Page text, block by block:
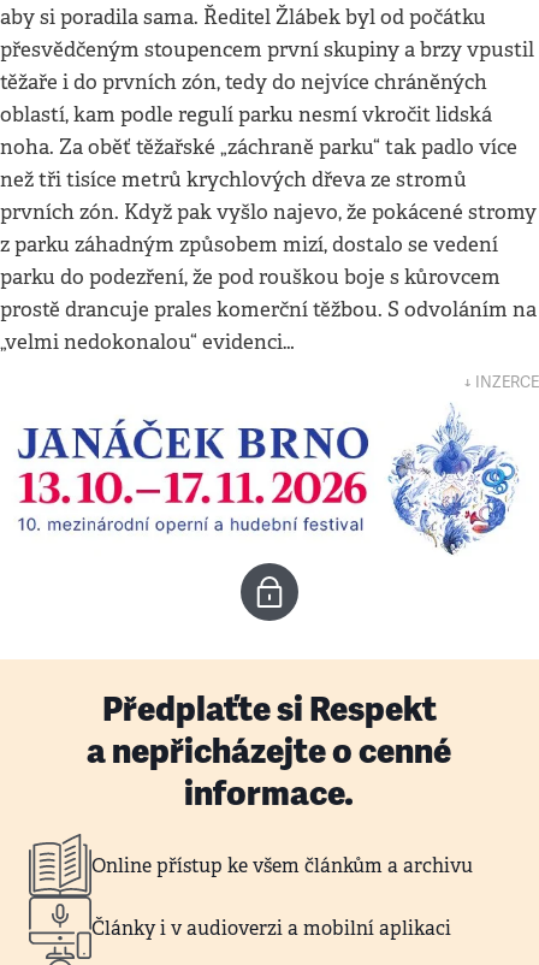
aby si poradila sama. Ředitel Žlábek byl od počátku
přesvědčeným stoupencem první skupiny a brzy vpustil
těžaře i do prvních zón, tedy do nejvíce chráněných
oblastí, kam podle regulí parku nesmí vkročit lidská
noha. Za oběť těžařské „záchraně parku“ tak padlo více
než tři tisíce metrů krychlových dřeva ze stromů
prvních zón. Když pak vyšlo najevo, že pokácené stromy
z parku záhadným způsobem mizí, dostalo se vedení
parku do podezření, že pod rouškou boje s kůrovcem
prostě drancuje prales komerční těžbou. S odvoláním na
„velmi nedokonalou“ evidenci…
↓ INZERCE
Předplaťte si Respekt
a nepřicházejte o cenné
informace.
Online přístup ke všem článkům a archivu
Články i v audioverzi a mobilní aplikaci